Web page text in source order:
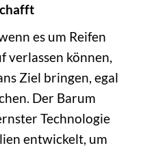
es um Reifen
verlassen können,
Ziel bringen, egal
Der Barum
Technologie
entwickelt, um